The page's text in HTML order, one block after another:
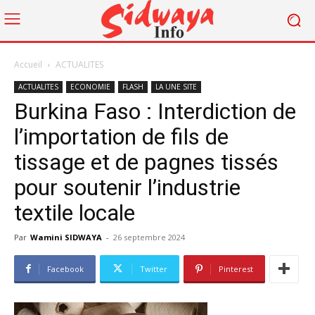
Accueil ACTUALITES
ACTUALITES ECONOMIE FLASH LA UNE SITE
Burkina Faso : Interdiction de
l’importation de fils de
tissage et de pagnes tissés
pour soutenir l’industrie
textile locale
Par Wamini SIDWAYA - 26 septembre 2024
Facebook Twitter Pinterest